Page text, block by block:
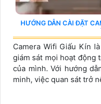
HƯỚNG DẪN CÀI ĐẶT
Camera Wifi Giấu Kín
giám sát mọi hoạt động
của mình. Với hướng
minh, việc quan sát trở